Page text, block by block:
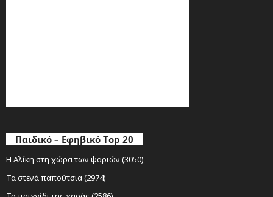
Παιδικό – Εφηβικό Top 20
Η Αλίκη στη χώρα των ψαριών (3050)
Τα στενά παπούτσια (2974)